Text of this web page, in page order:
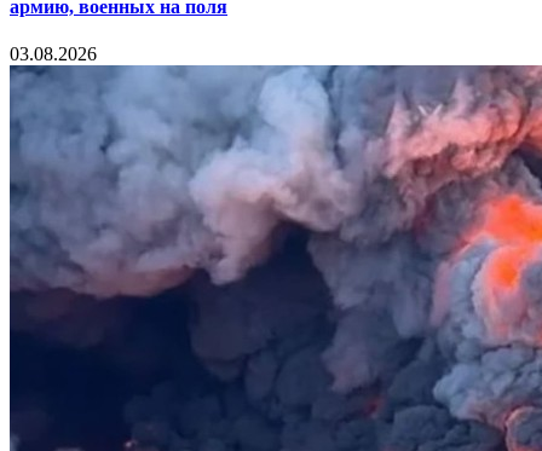
армию, военных на поля
03.08.2026